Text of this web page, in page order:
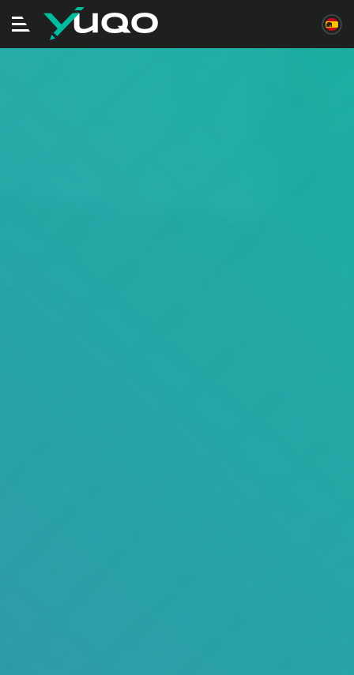
Alternar
navegación